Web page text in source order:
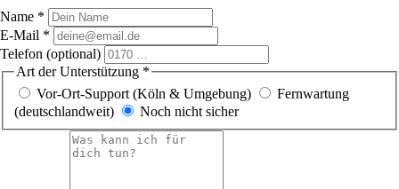
Name *
E-Mail *
Telefon (optional)
Art der Unterstützung *
Vor-Ort-Support (Köln & Umgebung)
Fernwartung
(deutschlandweit)
Noch nicht sicher